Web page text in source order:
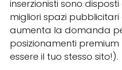
inserzionisti sono
migliori spazi
aumenta la domanda
posizionamenti
essere il tuo stesso sito!).